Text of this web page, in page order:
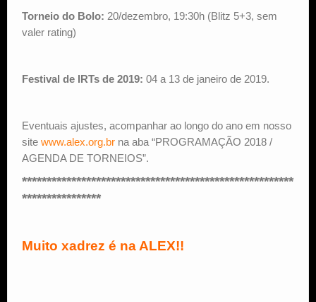
Torneio do Bolo: 20/dezembro, 19:30h (Blitz 5+3, sem
valer rating)
Festival de IRTs de 2019: 04 a 13 de janeiro de 2019.
Eventuais ajustes, acompanhar ao longo do ano em nosso
site www.alex.org.br na aba “PROGRAMAÇÃO 2018 /
AGENDA DE TORNEIOS”.
*******************************************************
****************
Muito xadrez é na ALEX!!